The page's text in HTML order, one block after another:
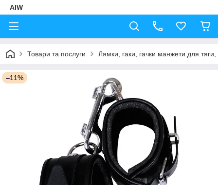
AIW
Товари та послуги Лямки, гаки, гачки манжети для
–11%